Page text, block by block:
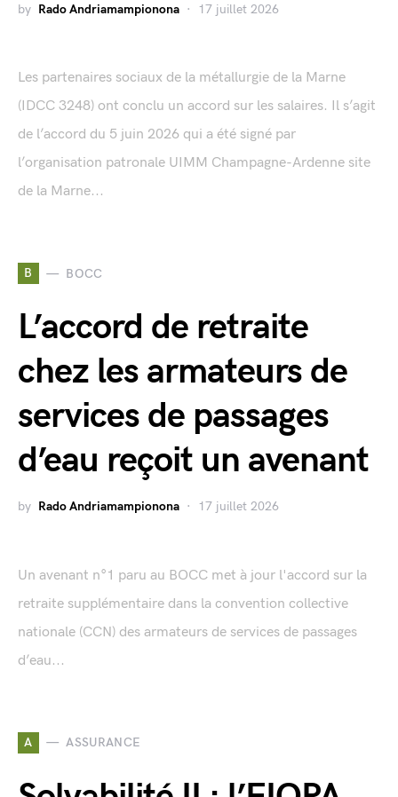
by Rado Andriamampionona 17 juillet 2026
Les partenaires sociaux de la métallurgie de la Marne
(IDCC 3248) ont conclu un accord sur les salaires. Il s’agit
de l’accord du 5 juin 2026 qui a été signé par
l’organisation patronale UIMM Champagne-Ardenne site
de la Marne...
B BOCC
L’accord de retraite
chez les armateurs de
services de passages
d’eau reçoit un avenant
by Rado Andriamampionona 17 juillet 2026
Un avenant n°1 paru au BOCC met à jour l'accord sur la
retraite supplémentaire dans la convention collective
nationale (CCN) des armateurs de services de passages
d’eau...
A ASSURANCE